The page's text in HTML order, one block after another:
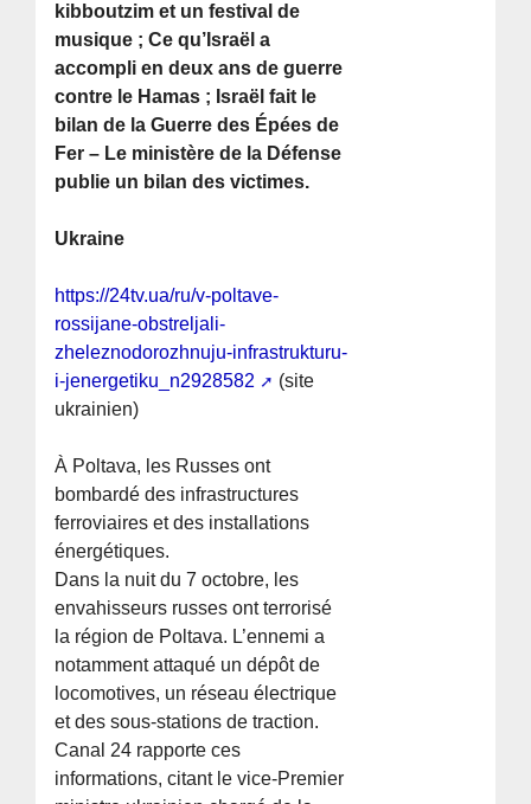
kibboutzim et un festival de
musique ; Ce qu’Israël a
accompli en deux ans de guerre
contre le Hamas ; Israël fait le
bilan de la Guerre des Épées de
Fer – Le ministère de la Défense
publie un bilan des victimes.
Ukraine
https://24tv.ua/ru/v-poltave-
rossijane-obstreljali-
zheleznodorozhnuju-infrastrukturu-
i-jenergetiku_n2928582
(site
ukrainien)
À Poltava, les Russes ont
bombardé des infrastructures
ferroviaires et des installations
énergétiques.
Dans la nuit du 7 octobre, les
envahisseurs russes ont terrorisé
la région de Poltava. L’ennemi a
notamment attaqué un dépôt de
locomotives, un réseau électrique
et des sous-stations de traction.
Canal 24 rapporte ces
informations, citant le vice-Premier